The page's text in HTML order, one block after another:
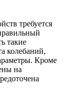
требуется
такие
колебаний,
Кроме
на